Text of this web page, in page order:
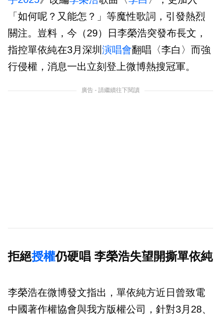
「如何呢？又能怎？」等魔性歌詞，引發熱烈
關注。豈料，今（29）日李榮浩突發布長文，
指控單依純在3月深圳 演唱會翻唱〈李白〉而強
行侵權，消息一出立刻登上微博熱搜冠軍。
廣告 - 請繼續往下閱讀
拒絕授權仍硬唱 李榮浩失望開撕單依純
李榮浩在微博發文指出，單依純方近日曾致電
中國著作權協會與我方版權公司，針對3月28、